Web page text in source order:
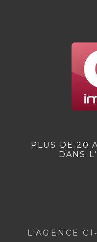
PLUS DE 20
DANS
L'AGENCE